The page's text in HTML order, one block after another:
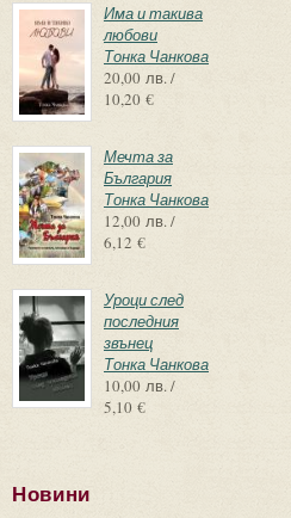
Има и такива
любови
Тонка Чанкова
20,00 лв. /
10,20 €
Мечта за
България
Тонка Чанкова
12,00 лв. /
6,12 €
Уроци след
последния
звънец
Тонка Чанкова
10,00 лв. /
5,10 €
Новини